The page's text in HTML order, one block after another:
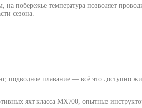
побережье температура позволяет
сезона.
подводное плавание — всё это доступно
яхт класса MX700, опытные